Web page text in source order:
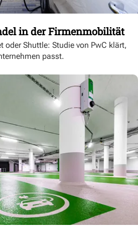
in der Firmenmobilität
oder Shuttle: Studie von PwC klärt,
passt.